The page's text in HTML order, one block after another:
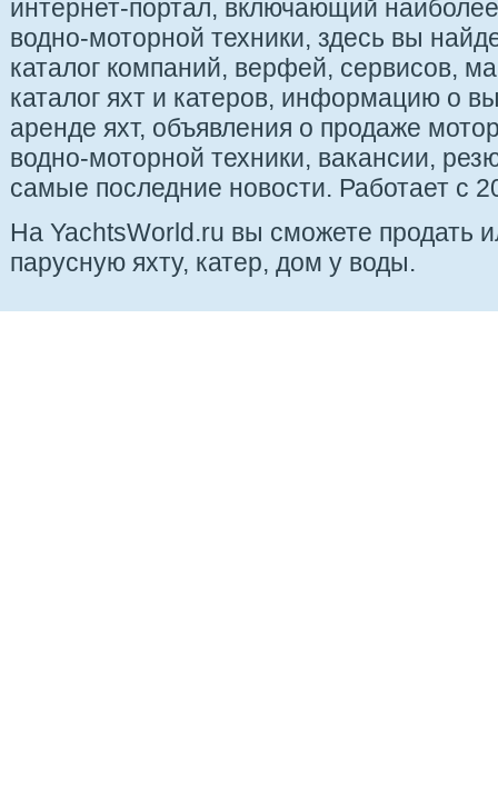
интернет-портал, включающий
водно-моторной техники, здесь вы
каталог компаний, верфей, сервисов,
каталог яхт и катеров, информацию о
аренде яхт, объявления о продаже
водно-моторной техники, вакансии,
самые последние новости. Работает с
На YachtsWorld.ru вы сможете продать
парусную яхту, катер, дом у воды.